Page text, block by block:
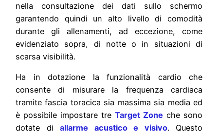
nella consultazione dei dati sullo schermo
garantendo quindi un alto livello di comodità
durante gli allenamenti, ad eccezione, come
evidenziato sopra, di notte o in situazioni di
scarsa visibilità.
Ha in dotazione la funzionalità cardio che
consente di misurare la frequenza cardiaca
tramite fascia toracica sia massima sia media ed
è possibile impostare tre Target Zone che sono
dotate di allarme acustico e visivo. Questo